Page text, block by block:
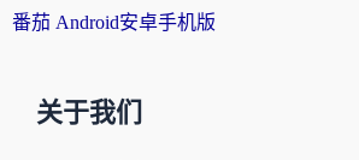
番茄 Android安卓手机版
关于我们